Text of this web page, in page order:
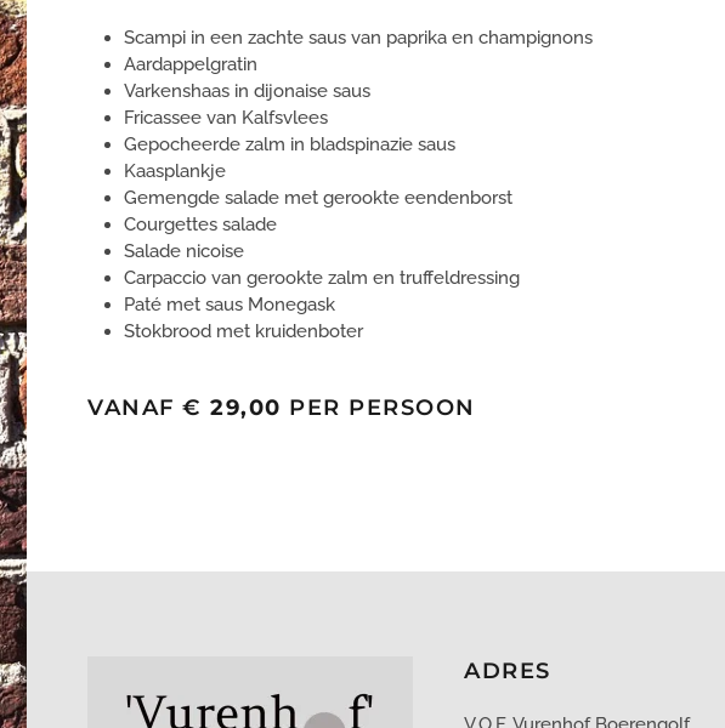
Scampi in een zachte saus van paprika en champignons
Aardappelgratin
Varkenshaas in dijonaise saus
Fricassee van Kalfsvlees
Gepocheerde zalm in bladspinazie saus
Kaasplankje
Gemengde salade met gerookte eendenborst
Courgettes salade
Salade nicoise
Carpaccio van gerookte zalm en truffeldressing
Paté met saus Monegask
Stokbrood met kruidenboter
VANAF € 29,00 PER PERSOON
ADRES